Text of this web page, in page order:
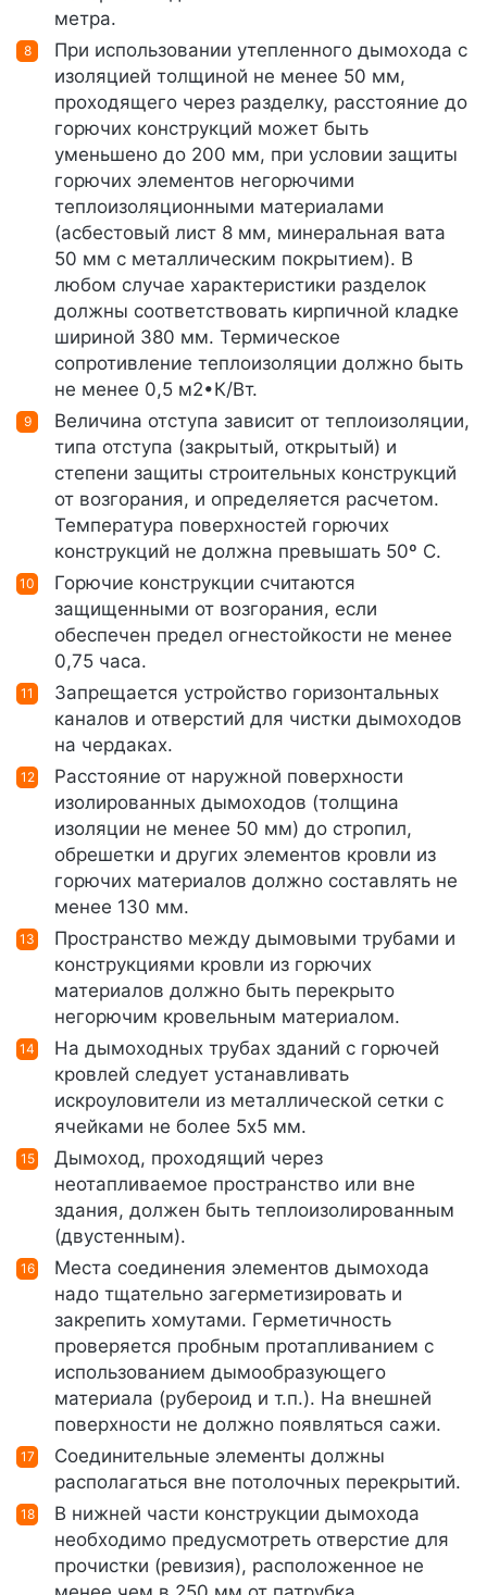
метра.
При использовании утепленного дымохода с
изоляцией толщиной не менее 50 мм,
проходящего через разделку, расстояние до
горючих конструкций может быть
уменьшено до 200 мм, при условии защиты
горючих элементов негорючими
теплоизоляционными материалами
(асбестовый лист 8 мм, минеральная вата
50 мм с металлическим покрытием). В
любом случае характеристики разделок
должны соответствовать кирпичной кладке
шириной 380 мм. Термическое
сопротивление теплоизоляции должно быть
не менее 0,5 м2•К/Вт.
Величина отступа зависит от теплоизоляции,
типа отступа (закрытый, открытый) и
степени защиты строительных конструкций
от возгорания, и определяется расчетом.
Температура поверхностей горючих
конструкций не должна превышать 50º С.
Горючие конструкции считаются
защищенными от возгорания, если
обеспечен предел огнестойкости не менее
0,75 часа.
Запрещается устройство горизонтальных
каналов и отверстий для чистки дымоходов
на чердаках.
Расстояние от наружной поверхности
изолированных дымоходов (толщина
изоляции не менее 50 мм) до стропил,
обрешетки и других элементов кровли из
горючих материалов должно составлять не
менее 130 мм.
Пространство между дымовыми трубами и
конструкциями кровли из горючих
материалов должно быть перекрыто
негорючим кровельным материалом.
На дымоходных трубах зданий с горючей
кровлей следует устанавливать
искроуловители из металлической сетки с
ячейками не более 5х5 мм.
Дымоход, проходящий через
неотапливаемое пространство или вне
здания, должен быть теплоизолированным
(двустенным).
Места соединения элементов дымохода
надо тщательно загерметизировать и
закрепить хомутами. Герметичность
проверяется пробным протапливанием с
использованием дымообразующего
материала (рубероид и т.п.). На внешней
поверхности не должно появляться сажи.
Соединительные элементы должны
располагаться вне потолочных перекрытий.
В нижней части конструкции дымохода
необходимо предусмотреть отверстие для
прочистки (ревизия), расположенное не